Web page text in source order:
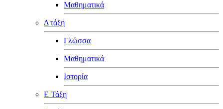
Μαθηματικά
Δ τάξη
Γλώσσα
Μαθηματικά
Ιστορία
Ε Τάξη